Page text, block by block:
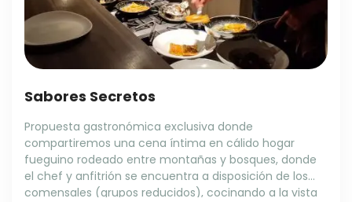
Sabores Secretos
Propuesta gastronómica exclusiva donde
compartiremos una cena íntima en cálido hogar
fueguino rodeado entre montañas y bosques, donde
el chef y anfitrión se encuentra a disposición de los
comensales (grupos reducidos), cocinando a la vista